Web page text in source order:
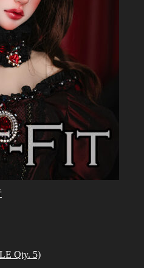
Qty. 5)